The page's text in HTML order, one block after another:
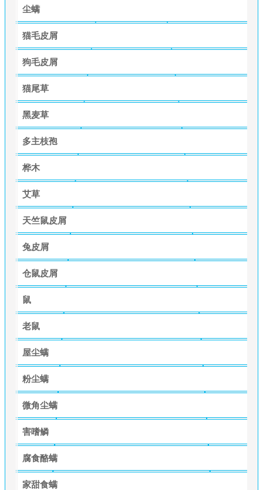
尘螨
猫毛皮屑
狗毛皮屑
猫尾草
黑麦草
多主枝孢
桦木
艾草
天竺鼠皮屑
兔皮屑
仓鼠皮屑
鼠
老鼠
屋尘螨
粉尘螨
微角尘螨
害嗜鳞
腐食酪螨
家甜食螨